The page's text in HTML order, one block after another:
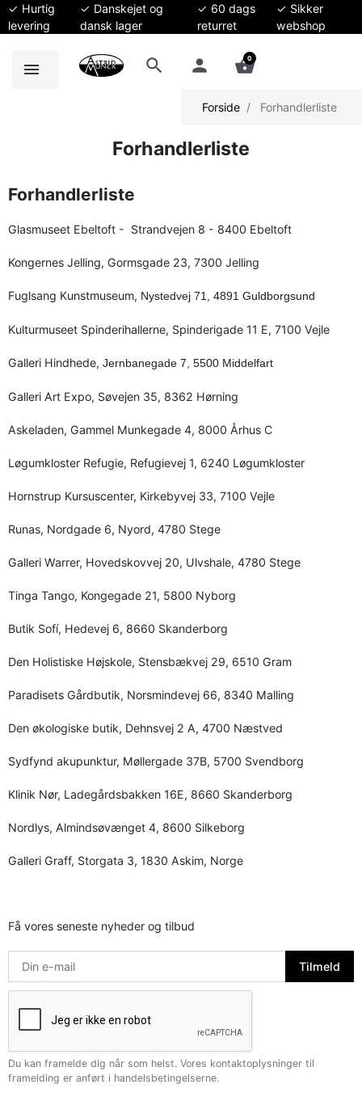
✓ Hurtig
levering
✓ Danskejet og
dansk lager
✓ 60 dags
returret
✓ Sikker
webshop
search person shopping_basket
0
Forside Forhandlerliste
Forhandlerliste
Forhandlerliste
Glasmuseet Ebeltoft - Strandvejen 8 - 8400 Ebeltoft
Kongernes Jelling, Gormsgade 23, 7300 Jelling
Fuglsang Kunstmuseum, Nystedvej 71, 4891 Guldborgsund
Kulturmuseet Spinderihallerne, Spinderigade 11 E, 7100 Vejle
Galleri Hindhede, Jernbanegade 7, 5500 Middelfart
Galleri Art Expo, Søvejen 35, 8362 Hørning
Askeladen, Gammel Munkegade 4, 8000 Århus C
Løgumkloster Refugie, Refugievej 1, 6240 Løgumkloster
Hornstrup Kursuscenter, Kirkebyvej 33, 7100 Vejle
Runas, Nordgade 6, Nyord, 4780 Stege
Galleri Warrer, Hovedskovvej 20, Ulvshale, 4780 Stege
Tinga Tango, Kongegade 21, 5800 Nyborg
Butik Sofí, Hedevej 6, 8660 Skanderborg
Den Holistiske Højskole, Stensbækvej 29, 6510 Gram
Paradisets Gårdbutik, Norsmindevej 66, 8340 Malling
Den økologiske butik, Dehnsvej 2 A, 4700 Næstved
Sydfynd akupunktur, Møllergade 37B, 5700 Svendborg
Klinik Nør, Ladegårdsbakken 16E, 8660 Skanderborg
Nordlys, Almindsøvænget 4, 8600 Silkeborg
Galleri Graff, Storgata 3, 1830 Askim, Norge
Få vores seneste nyheder og tilbud
Du kan framelde dig når som helst. Vores kontaktoplysninger til
framelding er anført i handelsbetingelserne.